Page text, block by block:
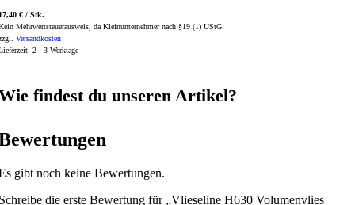
€ / Stk.
Mehrwertsteuerausweis, da Kleinunternehmer nach §19 (1) UStG.
Versandkosten
2 - 3 Werktage
findest du unseren Artikel?
gibt noch keine Bewertungen.
die erste Bewertung für „Vlieseline H630 Volumenvlies